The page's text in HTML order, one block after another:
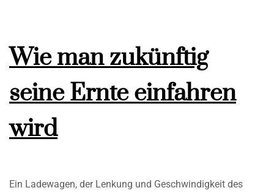
Wie man zukünftig
seine Ernte einfahren
wird
Ein Ladewagen, der Lenkung und Geschwindigkeit des